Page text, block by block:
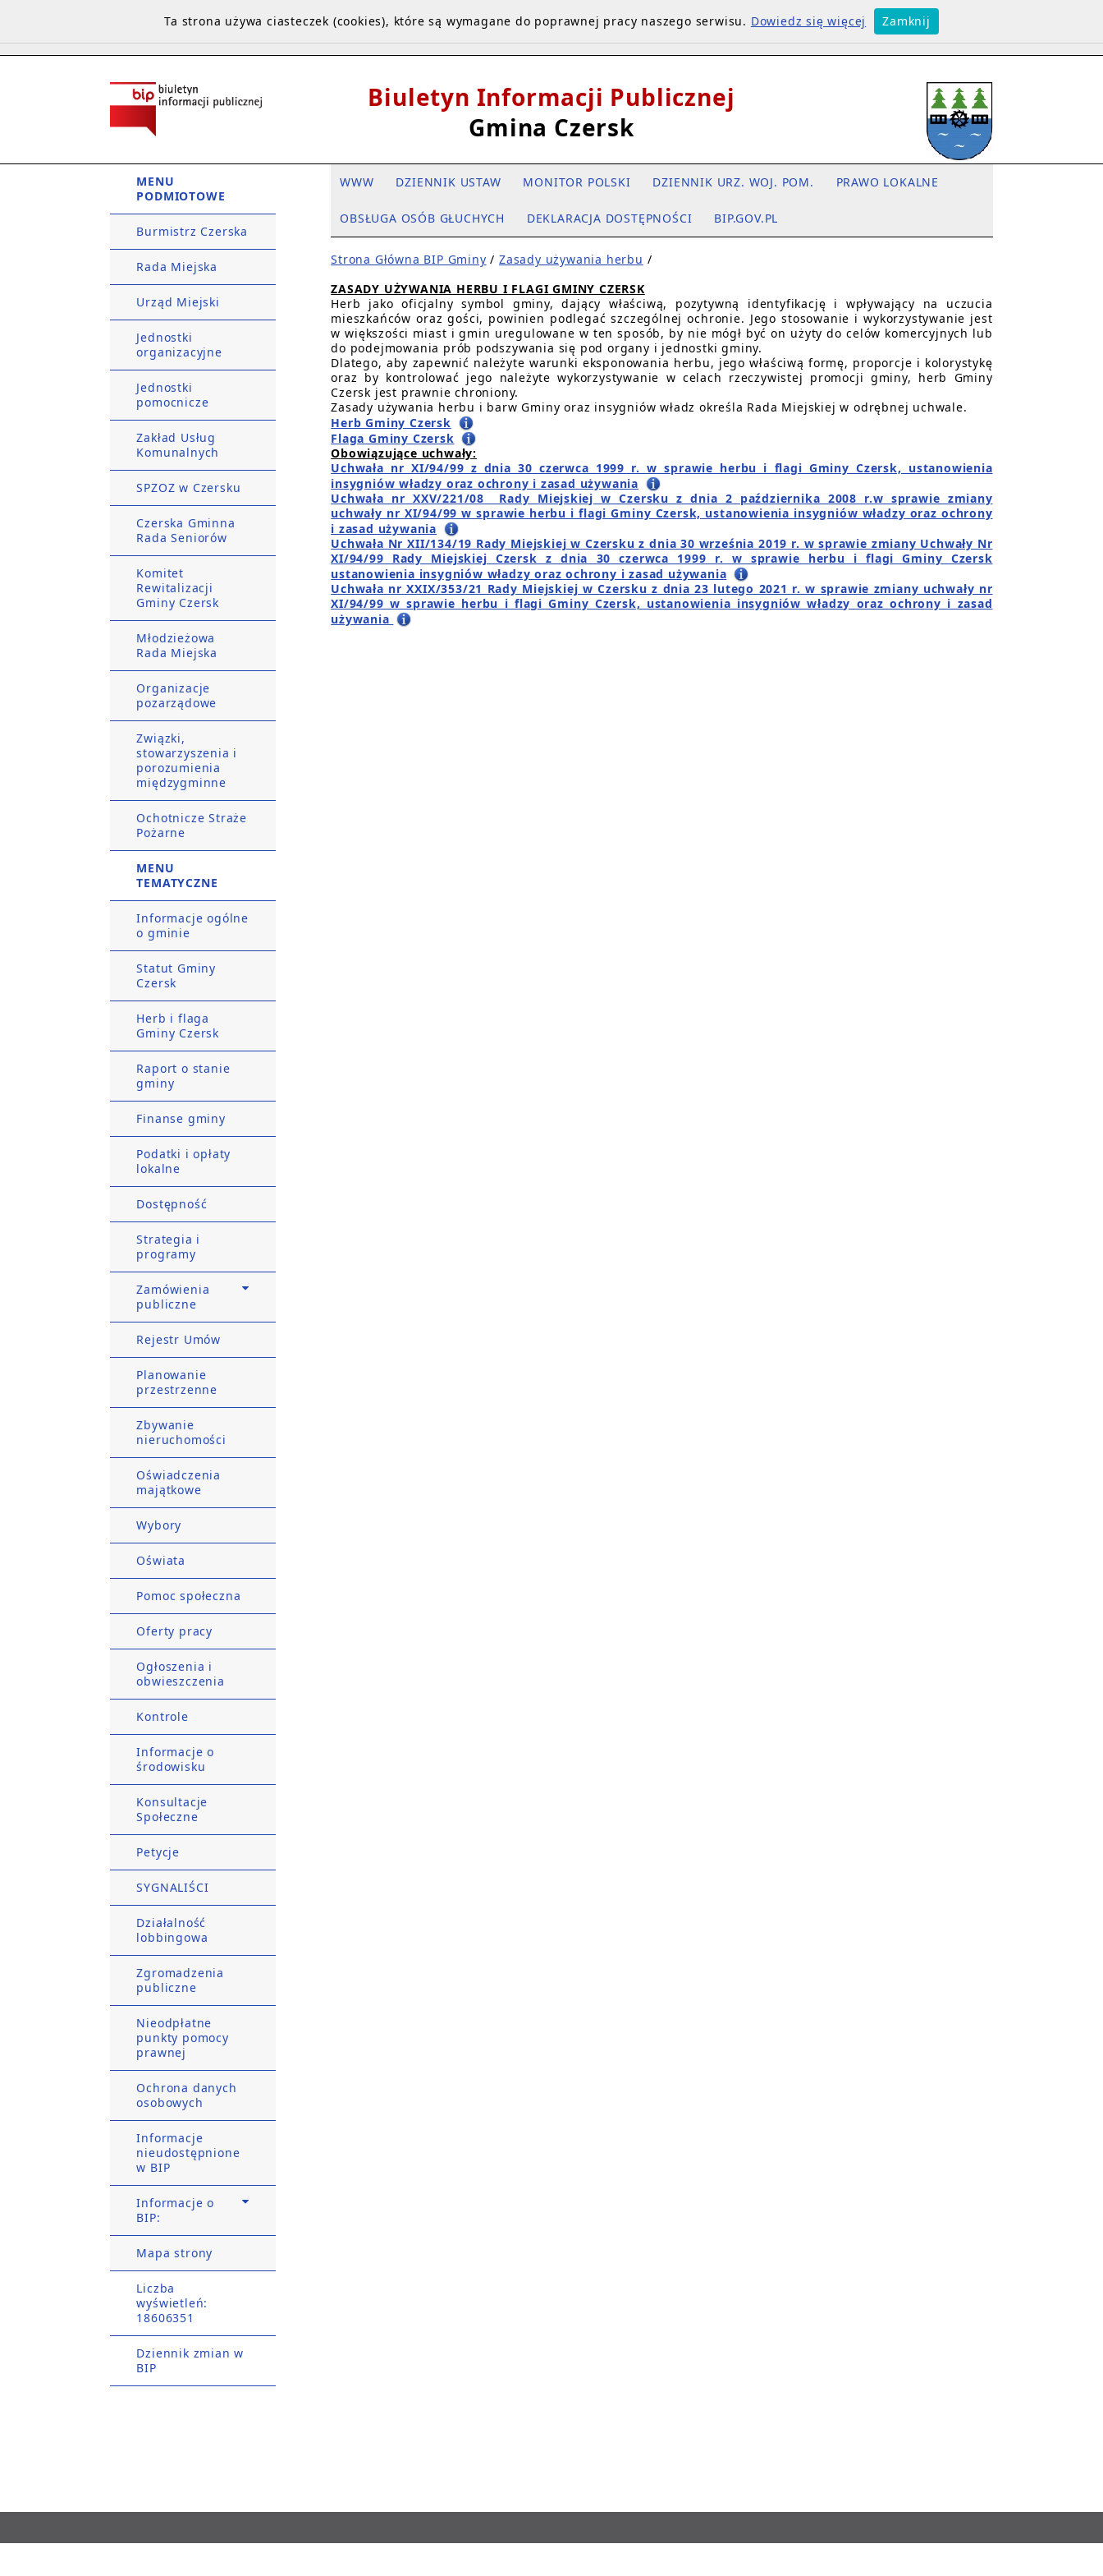
Biuletyn Informacji Publicznej
Gmina Czersk
MENU
PODMIOTOWE
Burmistrz Czerska
Rada Miejska
Urząd Miejski
Jednostki
organizacyjne
Jednostki
pomocnicze
Zakład Usług
Komunalnych
SPZOZ w Czersku
Czerska Gminna
Rada Seniorów
Komitet
Rewitalizacji
Gminy Czersk
Młodzieżowa
Rada Miejska
Organizacje
pozarządowe
Związki,
stowarzyszenia i
porozumienia
międzygminne
Ochotnicze Straże
Pożarne
MENU
TEMATYCZNE
Informacje ogólne
o gminie
Statut Gminy
Czersk
Herb i flaga
Gminy Czersk
Raport o stanie
gminy
Finanse gminy
Podatki i opłaty
lokalne
Dostępność
Strategia i
programy
Zamówienia
publiczne
Rejestr Umów
Planowanie
przestrzenne
Zbywanie
nieruchomości
Oświadczenia
majątkowe
Wybory
Oświata
Pomoc społeczna
Oferty pracy
Ogłoszenia i
obwieszczenia
Kontrole
Informacje o
środowisku
Konsultacje
Społeczne
Petycje
SYGNALIŚCI
Działalność
lobbingowa
Zgromadzenia
publiczne
Nieodpłatne
punkty pomocy
prawnej
Ochrona danych
osobowych
Informacje
nieudostępnione
w BIP
Informacje o
BIP:
Mapa strony
Liczba
wyświetleń:
18606351
Dziennik zmian w
BIP
WWW DZIENNIK USTAW MONITOR POLSKI DZIENNIK URZ. WOJ. POM. PRAWO LOKALNE
OBSŁUGA OSÓB GŁUCHYCH DEKLARACJA DOSTĘPNOŚCI BIP.GOV.PL
Strona Główna BIP Gminy / Zasady używania herbu /
ZASADY UŻYWANIA HERBU I FLAGI GMINY CZERSK
Herb jako oficjalny symbol gminy, dający właściwą, pozytywną identyfikację i wpływający na uczucia
mieszkańców oraz gości, powinien podlegać szczególnej ochronie. Jego stosowanie i wykorzystywanie jest
w większości miast i gmin uregulowane w ten sposób, by nie mógł być on użyty do celów komercyjnych lub
do podejmowania prób podszywania się pod organy i jednostki gminy.
Dlatego, aby zapewnić należyte warunki eksponowania herbu, jego właściwą formę, proporcje i kolorystykę
oraz by kontrolować jego należyte wykorzystywanie w celach rzeczywistej promocji gminy, herb Gminy
Czersk jest prawnie chroniony.
Zasady używania herbu i barw Gminy oraz insygniów władz określa Rada Miejskiej w odrębnej uchwale.
Herb Gminy Czersk
Flaga Gminy Czersk
Obowiązujące uchwały:
Uchwała nr XI/94/99 z dnia 30 czerwca 1999 r. w sprawie herbu i flagi Gminy Czersk, ustanowienia
insygniów władzy oraz ochrony i zasad używania
Uchwała nr XXV/221/08 Rady Miejskiej w Czersku z dnia 2 października 2008 r.w sprawie zmiany
uchwały nr XI/94/99 w sprawie herbu i flagi Gminy Czersk, ustanowienia insygniów władzy oraz ochrony
i zasad używania
Uchwała Nr XII/134/19 Rady Miejskiej w Czersku z dnia 30 września 2019 r. w sprawie zmiany Uchwały Nr
XI/94/99 Rady Miejskiej Czersk z dnia 30 czerwca 1999 r. w sprawie herbu i flagi Gminy Czersk
ustanowienia insygniów władzy oraz ochrony i zasad używania
Uchwała nr XXIX/353/21 Rady Miejskiej w Czersku z dnia 23 lutego 2021 r. w sprawie zmiany uchwały nr
XI/94/99 w sprawie herbu i flagi Gminy Czersk, ustanowienia insygniów władzy oraz ochrony i zasad
używania
Ta strona używa ciasteczek (cookies), które są wymagane do poprawnej pracy naszego serwisu. Dowiedz się więcej Zamknij